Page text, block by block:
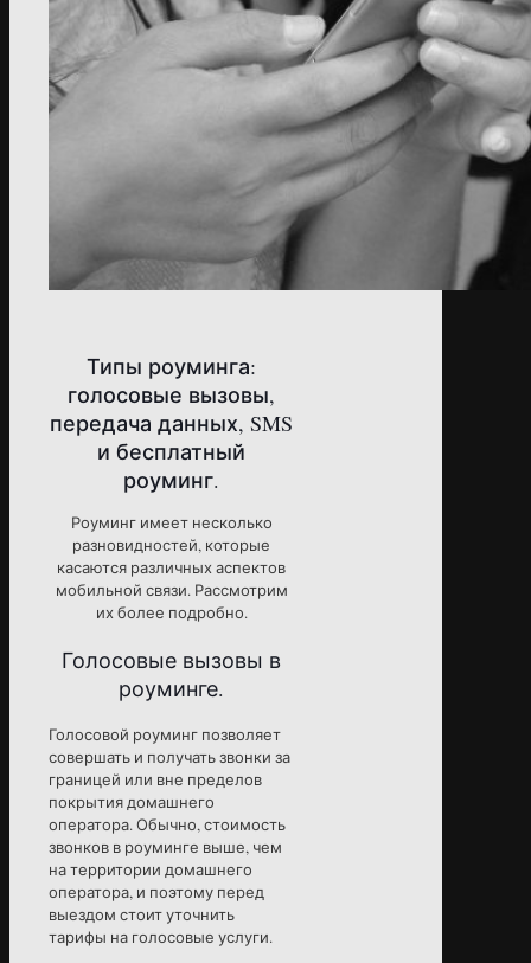
Типы роуминга:
голосовые вызовы,
передача данных, SMS
и бесплатный
роуминг.
Роуминг имеет несколько
разновидностей, которые
касаются различных аспектов
мобильной связи. Рассмотрим
их более подробно.
Голосовые вызовы в
роуминге.
Голосовой роуминг позволяет
совершать и получать звонки за
границей или вне пределов
покрытия домашнего
оператора. Обычно, стоимость
звонков в роуминге выше, чем
на территории домашнего
оператора, и поэтому перед
выездом стоит уточнить
тарифы на голосовые услуги.